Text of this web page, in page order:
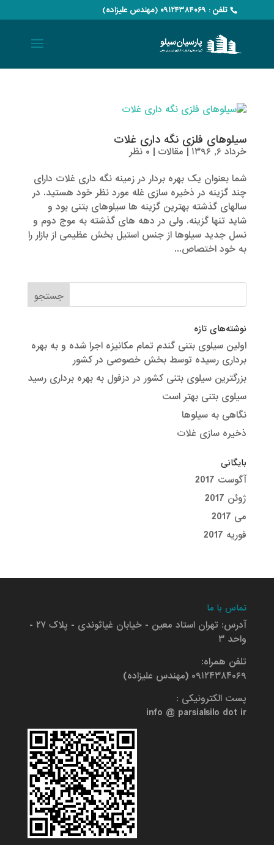
تلفن : ۰۹۱۲۴۳۸۴۰۶۹ (مهندس علیزاده)
سیلوهای فلزی نگه داری غلات
خرداد ۶, ۱۳۹۶ | مقالات | ۰ نظر
شما بعنوان یک بهره بردار در زمینه نگه داری غلات دارای
چند گزینه در ذخیره سازی غله مورد نظر خود هستید. در
سالهای گذشته بهترین گزینه ها سیلوهای بتنی بود و
شاید تنها گزینه. ولی در دهه های گذشته به موج دوم و
نسل جدید سیلوها از جنس استیل بخش عظیمی از بازار را
به خود اختصاص...
نوشته‌های تازه
اولین سیلوی بتنی گندم تمام مکانیزه اجرا شده و به بهره
برداری رسیده توسط بخش خصوصی در کشور
بزرگترین سیلوی بتنی کشور در دزفول به بهره برداری رسید
سیلوی بتنی بهتر است
نگاهی به سیلوها
ذخیره سازی غلات
بایگانی
آگوست 2017
ژوئن 2017
می 2017
فوریه 2017
تماس با ما
آدرس: تهران استاد معین - خیابان غیاثوندی - پلاک ۲۷ -
واحد ۳
تلفن همراه:
۰۹۱۲۴۳۸۴۰۶۹ (مهندس علیزاده)
پست الکترونیکی :
info @ parsialsilo dot ir